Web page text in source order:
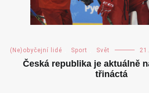
(Ne)obyčejní lidé Sport Svět
Česká republika je aktuálně
třináctá